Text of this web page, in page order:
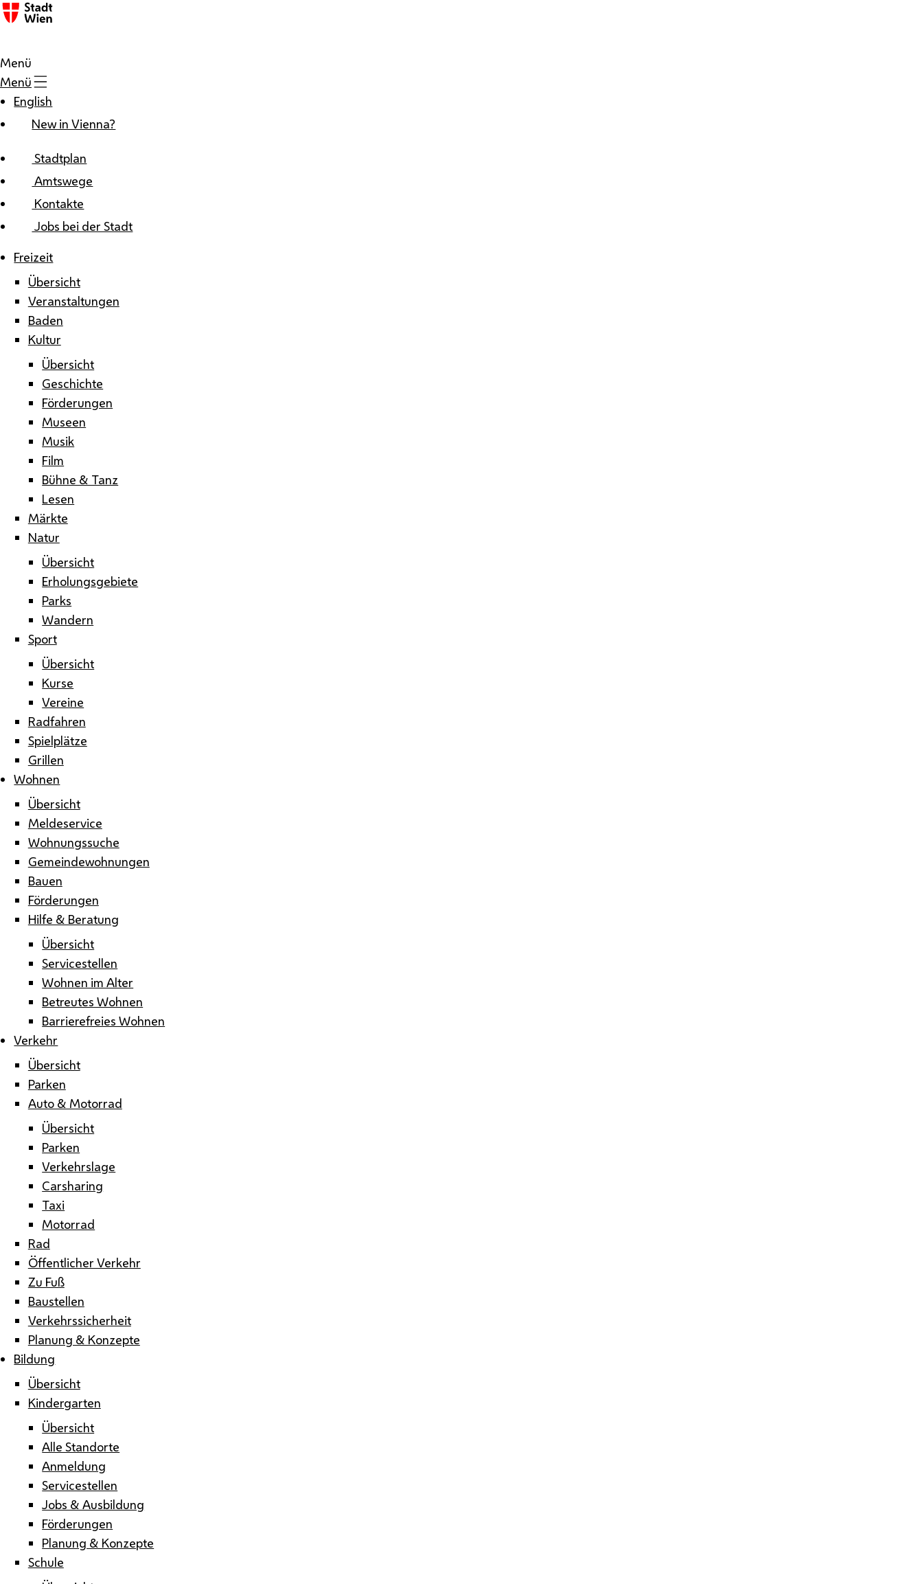
Zum Inhalt
Menü
Menü
English
New in Vienna?
Stadtplan
Amtswege
Kontakte
Jobs bei der Stadt
Freizeit
Übersicht
Veranstaltungen
Baden
Kultur
Übersicht
Geschichte
Förderungen
Museen
Musik
Film
Bühne & Tanz
Lesen
Märkte
Natur
Übersicht
Erholungsgebiete
Parks
Wandern
Sport
Übersicht
Kurse
Vereine
Radfahren
Spielplätze
Grillen
Wohnen
Übersicht
Meldeservice
Wohnungssuche
Gemeindewohnungen
Bauen
Förderungen
Hilfe & Beratung
Übersicht
Servicestellen
Wohnen im Alter
Betreutes Wohnen
Barrierefreies Wohnen
Verkehr
Übersicht
Parken
Auto & Motorrad
Übersicht
Parken
Verkehrslage
Carsharing
Taxi
Motorrad
Rad
Öffentlicher Verkehr
Zu Fuß
Baustellen
Verkehrssicherheit
Planung & Konzepte
Bildung
Übersicht
Kindergarten
Übersicht
Alle Standorte
Anmeldung
Servicestellen
Jobs & Ausbildung
Förderungen
Planung & Konzepte
Schule